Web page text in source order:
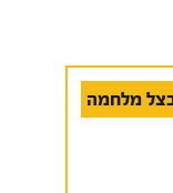
מלחמה